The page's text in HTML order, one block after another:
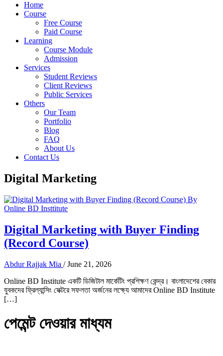
Home
Course
Free Course
Paid Course
Learning
Course Module
Admission
Services
Student Reviews
Client Reviews
Public Services
Others
Our Team
Portfolio
Blog
FAQ
About Us
Contact Us
Digital Marketing
Digital Marketing with Buyer Finding
(Record Course)
Abdur Rajjak Mia /June 21, 2026
Online BD Institute একটি ডিজিটাল মার্কেটিং প্রশিক্ষণ কেন্দ্র। বাংলাদেশের বেকার
যুবকদের ফ্রিল্যান্সিং সেক্টরে সফলতা অর্জনের লক্ষ্যে আমাদের Online BD Institute
[…]
পেমেন্ট দেওয়ার মাধ্যম